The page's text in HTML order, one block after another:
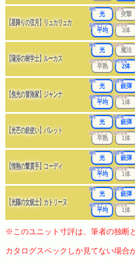
【星降りの弦月】リュカリュカ
属性
光
武器種
突撃
成長タイプ
平均
同時攻撃
3体
【陽浴の樹学士】ルーカス
属性
光
武器種
魔法
成長タイプ
早熟
同時攻撃
2体
【焦光の冒険家】ジャンナ
属性
光
武器種
銃弾
成長タイプ
平均
同時攻撃
1体
【光芒の銃使い】バレット
属性
光
武器種
銃弾
成長タイプ
早熟
同時攻撃
1体
【情熱の撃貫手】コーディ
属性
光
武器種
銃弾
成長タイプ
平均
同時攻撃
1体
【光陽の女銃士】カトリーヌ
属性
光
武器種
銃弾
成長タイプ
平均
同時攻撃
1体
※このユニット寸評は、筆者の独断
カタログスペックしか見てない場合